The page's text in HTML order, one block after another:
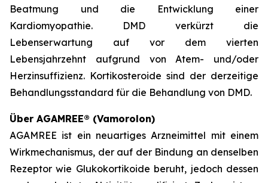
Beatmung und die Entwicklung einer
Kardiomyopathie. DMD verkürzt die
Lebenserwartung auf vor dem vierten
Lebensjahrzehnt aufgrund von Atem- und/oder
Herzinsuffizienz. Kortikosteroide sind der derzeitige
Behandlungsstandard für die Behandlung von DMD.
Über AGAMREE® (Vamorolon)
AGAMREE ist ein neuartiges Arzneimittel mit einem
Wirkmechanismus, der auf der Bindung an denselben
Rezeptor wie Glukokortikoide beruht, jedoch dessen